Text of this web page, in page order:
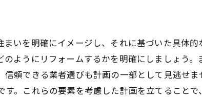
アウト
ト
いを明確にイメージし、それに基づいた具体的
ようにリフォームするかを明確にしましょう。
頼できる業者選びも計画の一部として見逃せま
。これらの要素を考慮した計画を立てることで